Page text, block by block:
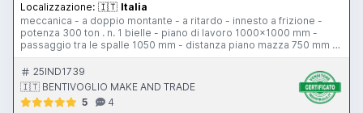
Localizzazione: 🇮🇹 Italia
meccanica - a doppio montante - a ritardo - innesto a frizione -
potenza 300 ton . n. 1 bielle - piano di lavoro 1000x1000 mm -
passaggio tra le spalle 1050 mm - distanza piano mazza 750 mm -
passaggio tra i montanti 600 mm - colpi al minuto 12 - corsa slitta
200 mm - dimensione mazza 1000x1000 mm regolazione mazza
100 mm - anno revisionata 2003 - impianto elettrico nuovo -
fotocellule
25IND1739
🇮🇹 BENTIVOGLIO MAKE AND TRADE
5
4